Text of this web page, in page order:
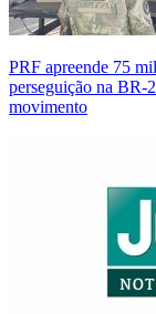
PRF apreende 75
perseguição na BR-
movimento